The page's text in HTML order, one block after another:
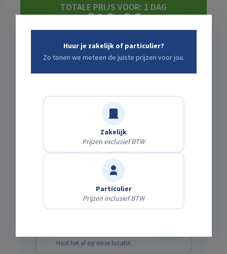
TOTALE PRIJS VOOR: 1 DAG
€10,00
hieronder ↓
Startdatum
Verwachte einddatum
Bezorging of zelf ophalen?
Haal het af op onze locatie.
Huur je zakelijk of particulier?
Zo tonen we meteen de juiste prijzen voor jou.
Zakelijk
Prijzen exclusief BTW
Particulier
Prijzen inclusief BTW